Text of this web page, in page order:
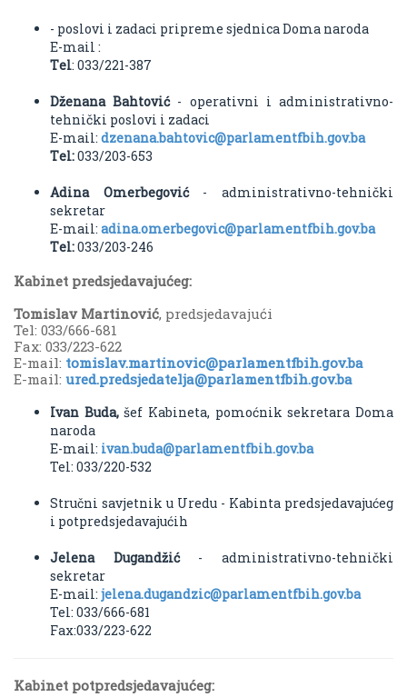
- poslovi i zadaci pripreme sjednica Doma naroda
E-mail :
Тel: 033/221-387
Dženana Bahtović - operativni i administrativno-
tehnički poslovi i zadaci
E-mail: dzenana.bahtovic@parlamentfbih.gov.ba
Тel:033/203-653
Adina Omerbegović- administrativno-tehnički
sekretar
E-mail: adina.omerbegovic@parlamentfbih.gov.ba
Тel:033/203-246
Kabinet predsjedavajućeg:
Tomislav Martinović, predsjedavajući
Tel: 033/666-681
Fax: 033/223-622
E-mail: tomislav.martinovic@parlamentfbih.gov.ba
E-mail: ured.predsjedatelja@parlamentfbih.gov.ba
Ivan Buda,šef Kabineta, pomoćnik sekretara Doma
naroda
E-mail: ivan.buda@parlamentfbih.gov.ba
Tel: 033/220-532
Stručni savjetnik u Uredu - Kabinta predsjedavajućeg
i potpredsjedavajućih
Jelena Dugandžić - administrativno-tehnički
sekretar
E-mail: jelena.dugandzic@parlamentfbih.gov.ba
Tel: 033/666-681
Fax:033/223-622
Kabinet potpredsjedavajućeg: